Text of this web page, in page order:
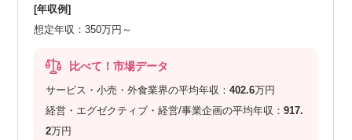
[年収例]
想定年収：350万円～
比べて！市場データ
サービス・小売・外食業界の平均年収：402.6万円
経営・エグゼクティブ・経営/事業企画の平均年収：917.
2万円